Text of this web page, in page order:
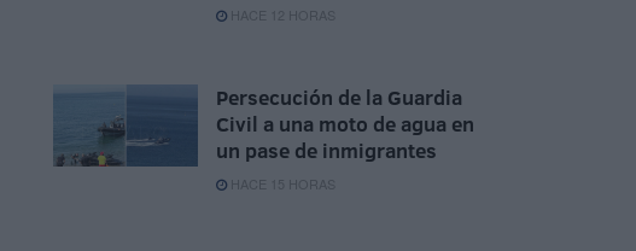
HACE 12 HORAS
Persecución de la Guardia
Civil a una moto de agua en
un pase de inmigrantes
HACE 15 HORAS